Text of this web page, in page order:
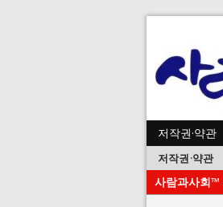
저작권·약관
저작권·약관
사람과사회™